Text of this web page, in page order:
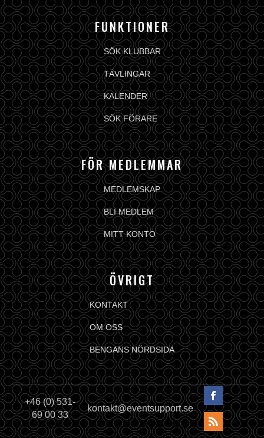
FUNKTIONER
SÖK KLUBBAR
TÄVLINGAR
KALENDER
SÖK FÖRARE
FÖR MEDLEMMAR
MEDLEMSKAP
BLI MEDLEM
MITT KONTO
ÖVRIGT
KONTAKT
OM OSS
BENGANS NÖRDSIDA
+46 (0) 531-
69 00 33
kontakt@eventsupport.se